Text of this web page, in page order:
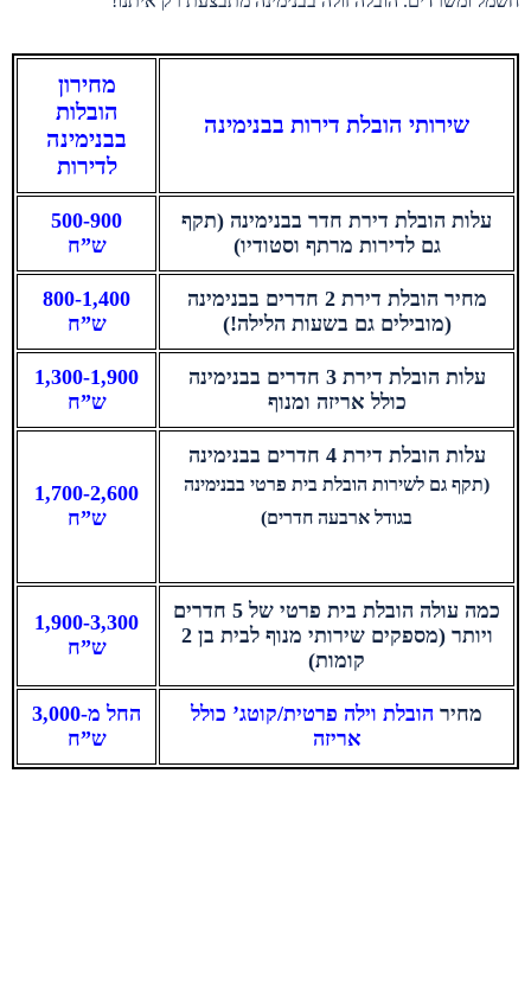
שירותי הובלת דירות בבנימינה
מחירון
הובלות
בבנימינה
לדירות
עלות הובלת דירת חדר בבנימינה (תקף
גם לדירות מרתף וסטודיו)
500-900
ש”ח
מחיר הובלת דירת 2 חדרים בבנימינה
(מובילים גם בשעות הלילה!)
800-1,400
ש”ח
עלות הובלת דירת 3 חדרים בבנימינה
כולל אריזה ומנוף
1,300-1,900
ש”ח
עלות הובלת דירת 4 חדרים בבנימינה
(תקף גם לשירות הובלת בית פרטי בבנימינה
בגודל ארבעה חדרים)
1,700-2,600
ש”ח
כמה עולה הובלת בית פרטי של 5 חדרים
ויותר (מספקים שירותי מנוף לבית בן 2
קומות)
1,900-3,300
ש”ח
מחיר הובלת וילה פרטית/קוטג’ כולל
אריזה
החל מ-3,000
ש”ח